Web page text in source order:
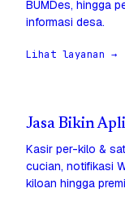
BUMDes, hingga
informasi desa.
Lihat layanan →
Jasa Bikin
Kasir per-kilo &
cucian, notifikasi
kiloan hingga